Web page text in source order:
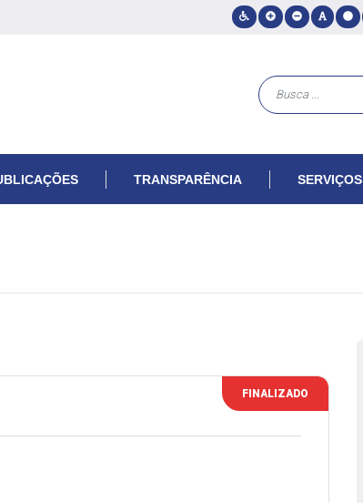
TRANSPARÊNCIA SERVIÇOS
FINALIZADO